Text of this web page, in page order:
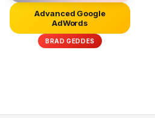
Advanced Google
AdWords
BRAD GEDDES